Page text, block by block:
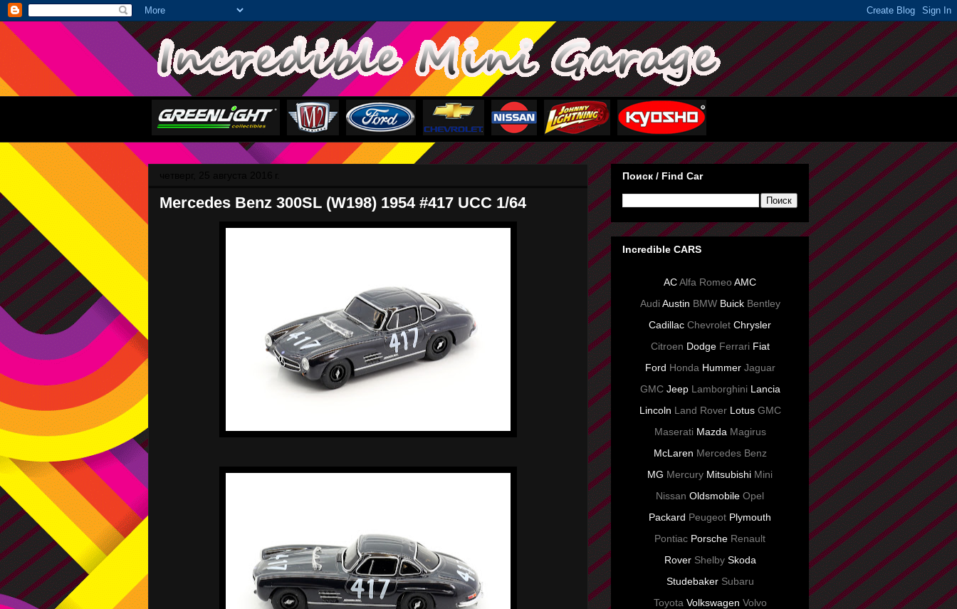
Mercedes Benz 300SL (W198) 1954 #417 UCC 1/64
Поиск / Find Car
Incredible CARS
ACAlfa Romeo AMC
Audi Austin BMW Buick Bentley
Cadillac Chevrolet Chrysler
Citroen Dodge Ferrari Fiat
Ford Honda Hummer Jaguar
GMC Jeep Lamborghini Lancia
Lincoln Land Rover Lotus GMC
Maserati Mazda Magirus
McLaren Mercedes Benz
MG Mercury Mitsubishi Mini
Nissan Oldsmobile Opel
Packard Peugeot Plymouth
Pontiac Porsche Renault
Rover Shelby Skoda
Studebaker Subaru
Toyota Volkswagen Volvo